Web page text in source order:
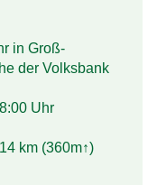
in Groß-
der Volksbank
Uhr
km (360m↑)